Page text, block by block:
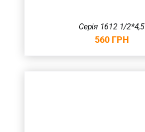
Серія 1612 1/2*4,5
560 ГРН